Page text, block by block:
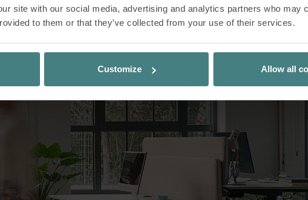
site with our social media, advertising and analytics partners who may
to them or that they’ve collected from your use of their services.
Customize Allow all